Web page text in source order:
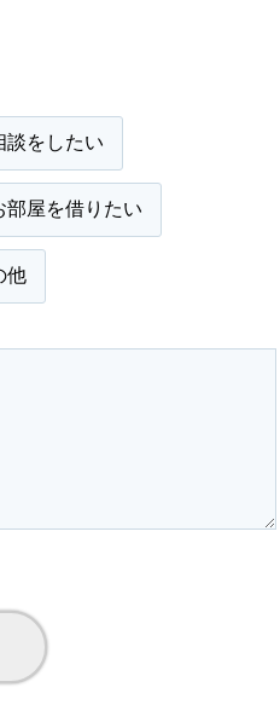
談をしたい
部屋を借りたい
他